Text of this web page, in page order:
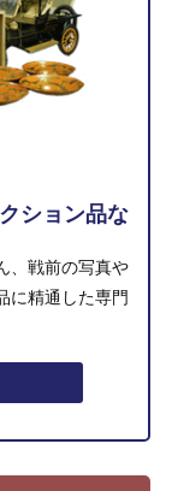
ション品な
、戦前の写真や
に精通した専門